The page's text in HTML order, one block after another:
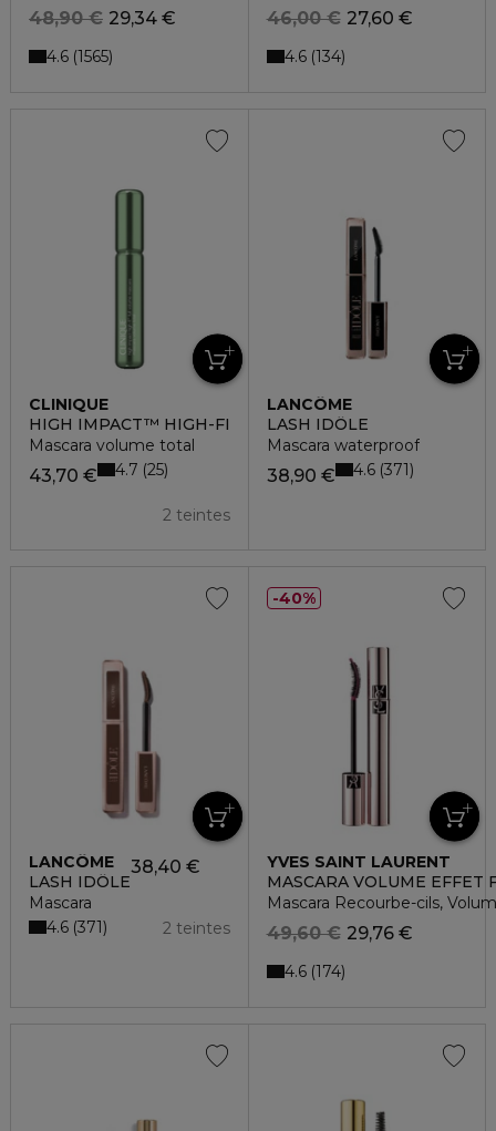
29,34 €
48,90 €
4.6 1565
27,60 €
46,00 €
4.6 134
CLINIQUE
HIGH IMPACT™ HIGH-FI
Mascara volume total
43,70 €
2 teintes
4.7 25
LANCÔME
LASH IDÔLE
Mascara waterproof
38,90 € 4.6 371
LANCÔME
LASH IDÔLE
Mascara
38,40 €
2 teintes
4.6 371
YVES SAINT LAURENT
MASCARA VOLUME EFFET
Mascara Recourbe-cils,
29,76 €
49,60 €
4.6 174
40%